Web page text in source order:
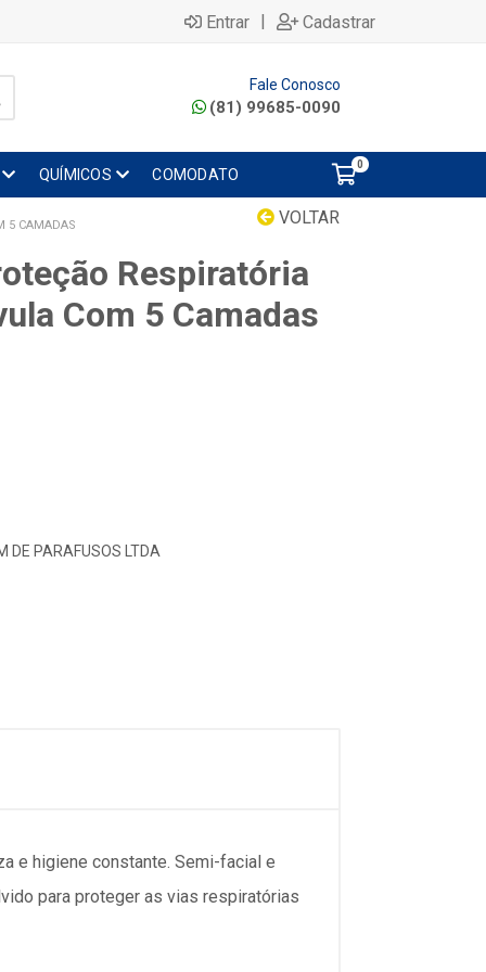
Entrar | Cadastrar
Fale Conosco
(81) 99685-0090
QUÍMICOS COMODATO
0
VOLTAR
5 CAMADAS
Respiratória
Com 5 Camadas
DE PARAFUSOS LTDA
e higiene constante. Semi-facial e
para proteger as vias respiratórias